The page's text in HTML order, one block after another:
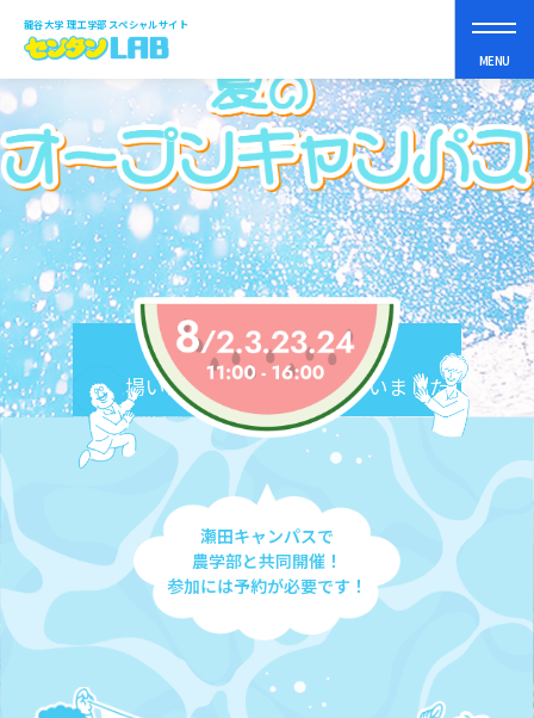
龍谷大学 理工学部 スペシャルサイト
MENU
理工学部って？
まなべるコト
スペシャルコンテンツ
オープンキャンパス
受験生の皆さんへ
終了しました
ご来場いただきありがとうございました
瀬田キャンパスで
農学部と共同開催！
参加には予約が必要です！